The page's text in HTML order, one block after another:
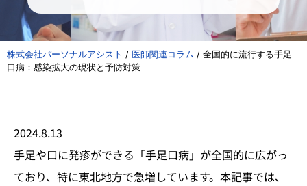
株式会社パーソナルアシスト / 医師関連コラム / 全国的に流行する手足
口病：感染拡大の現状と予防対策
2024.8.13
手足や口に発疹ができる「手足口病」が全国的に広がっ
ており、特に東北地方で急増しています。本記事では、